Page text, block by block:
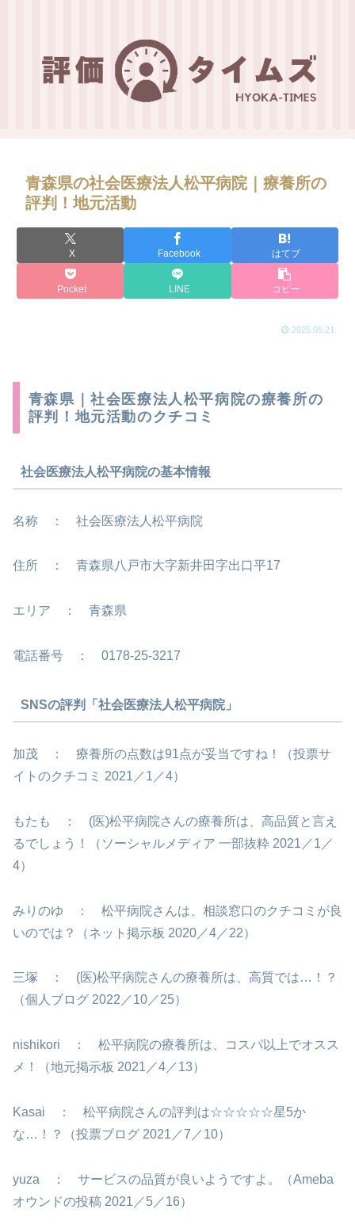
青森県の社会医療法人松平病院｜療養所の
評判！地元活動
X Facebook はてブ
Pocket LINE コピー
2025.05.21
青森県｜社会医療法人松平病院の療養所の
評判！地元活動のクチコミ
社会医療法人松平病院の基本情報
名称 ： 社会医療法人松平病院
住所 ： 青森県八戸市大字新井田字出口平17
エリア ： 青森県
電話番号 ： 0178-25-3217
SNSの評判「社会医療法人松平病院」
加茂 ： 療養所の点数は91点が妥当ですね！（投票サ
イトのクチコミ 2021／1／4）
もたも ： (医)松平病院さんの療養所は、高品質と言え
るでしょう！（ソーシャルメディア 一部抜粋 2021／1／
4）
みりのゆ ： 松平病院さんは、相談窓口のクチコミが良
いのでは？（ネット掲示板 2020／4／22）
三塚 ： (医)松平病院さんの療養所は、高質では…！？
（個人ブログ 2022／10／25）
nishikori ： 松平病院の療養所は、コスパ以上でオスス
メ！（地元掲示板 2021／4／13）
Kasai ： 松平病院さんの評判は☆☆☆☆☆星5か
な…！？（投票ブログ 2021／7／10）
yuza ： サービスの品質が良いようですよ。（Ameba
オウンドの投稿 2021／5／16）